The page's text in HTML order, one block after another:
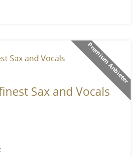
Premium Anbieter
Sax and Vocals